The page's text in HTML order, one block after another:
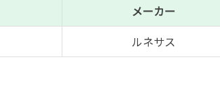
メーカー
ルネサス